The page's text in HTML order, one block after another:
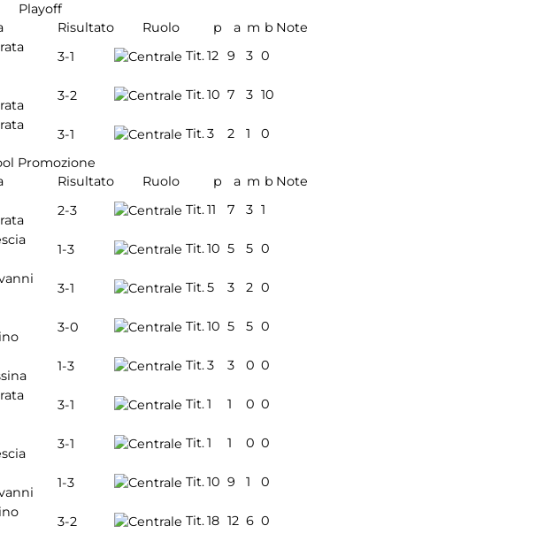
Playoff
Risultato Ruolo p a m b Note
3-1 Tit.12 9 3 0
3-2 Tit.10 7 3 10
3-1 Tit.3 2 1
0
Promozione
Risultato Ruolo p a m b Note
2-3 Tit.11 7 3 1
1-3 Tit.10 5 5 0
3-1 Tit.5 3 2 0
3-0 Tit.10 5 5 0
1-3 Tit.3 3 0 0
3-1 Tit.1 1 0 0
3-1 Tit.1 1 0 0
1-3 Tit.10 9 1
0
3-2 Tit.18 12 6 0